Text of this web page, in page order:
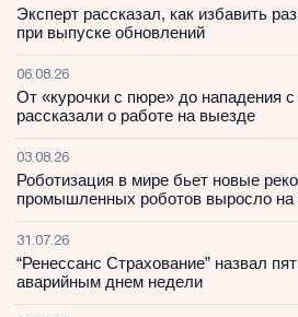
Эксперт рассказал, как избавить
при выпуске обновлений
06.08.26
От «курочки с пюре» до нападения
рассказали о работе на выезде
03.08.26
Роботизация в мире бьет новые
промышленных роботов выросло на
31.07.26
“Ренессанс Страхование” назвал
аварийным днем недели